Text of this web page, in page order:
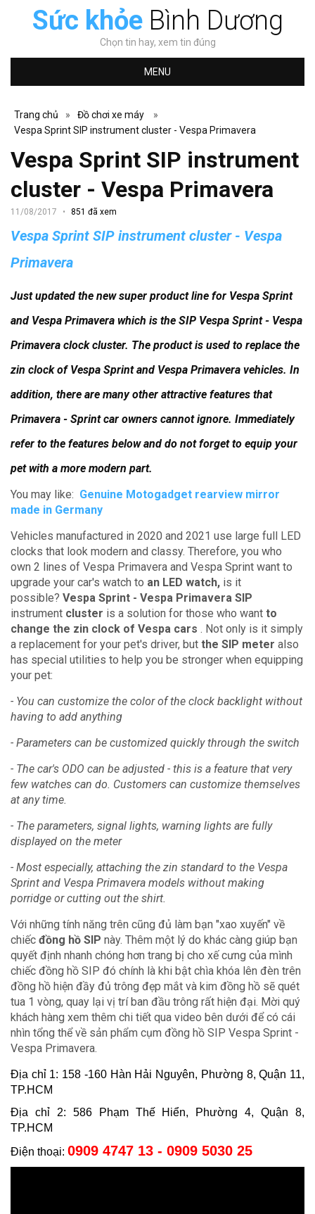
Sức khỏeBình Dương
Chọn tin hay, xem tin đúng
MENU
Trang chủ » Đồ chơi xe máy
»
Vespa Sprint SIP instrument cluster - Vespa Primavera
Vespa Sprint SIP instrument
cluster - Vespa Primavera
11/08/2017 851 đã xem
Vespa Sprint SIP instrument cluster - Vespa
Primavera
Just updated the new super product line for Vespa Sprint
and Vespa Primavera which is the SIP Vespa Sprint - Vespa
Primavera clock cluster. The product is used to replace the
zin clock of Vespa Sprint and Vespa Primavera vehicles. In
addition, there are many other attractive features that
Primavera - Sprint car owners cannot ignore. Immediately
refer to the features below and do not forget to equip your
pet with a more modern part.
You may like: Genuine Motogadget rearview mirror
made in Germany
Vehicles manufactured in 2020 and 2021 use large full LED
clocks that look modern and classy. Therefore, you who
own 2 lines of Vespa Primavera and Vespa Sprint want to
upgrade your car's watch to an LED watch, is it
possible? Vespa Sprint - Vespa Primavera SIP
instrument cluster is a solution for those who want to
change the zin clock of Vespa cars . Not only is it simply
a replacement for your pet's driver, but the SIP meter also
has special utilities to help you be stronger when equipping
your pet:
- You can customize the color of the clock backlight without
having to add anything
- Parameters can be customized quickly through the switch
- The car's ODO can be adjusted - this is a feature that very
few watches can do. Customers can customize themselves
at any time.
- The parameters, signal lights, warning lights are fully
displayed on the meter
- Most especially, attaching the zin standard to the Vespa
Sprint and Vespa Primavera models without making
porridge or cutting out the shirt.
Với những tính năng trên cũng đủ làm bạn "xao xuyến" về
chiếc đồng hồ SIP này. Thêm một lý do khác càng giúp bạn
quyết định nhanh chóng hơn trang bị cho xế cưng của mình
chiếc đồng hồ SIP đó chính là khi bật chìa khóa lên đèn trên
đồng hồ hiện đầy đủ trông đẹp mắt và kim đồng hồ sẽ quét
tua 1 vòng, quay lại vị trí ban đầu trông rất hiện đại. Mời quý
khách hàng xem thêm chi tiết qua video bên dưới để có cái
nhìn tổng thể về sản phẩm cụm đồng hồ SIP Vespa Sprint -
Vespa Primavera.
Địa chỉ 1: 158 -160 Hàn Hải Nguyên, Phường 8, Quận 11,
TP.HCM
Địa chỉ 2: 586 Phạm Thế Hiển, Phường 4, Quận 8,
TP.HCM
Điện thoại: 0909 4747 13 - 0909 5030 25